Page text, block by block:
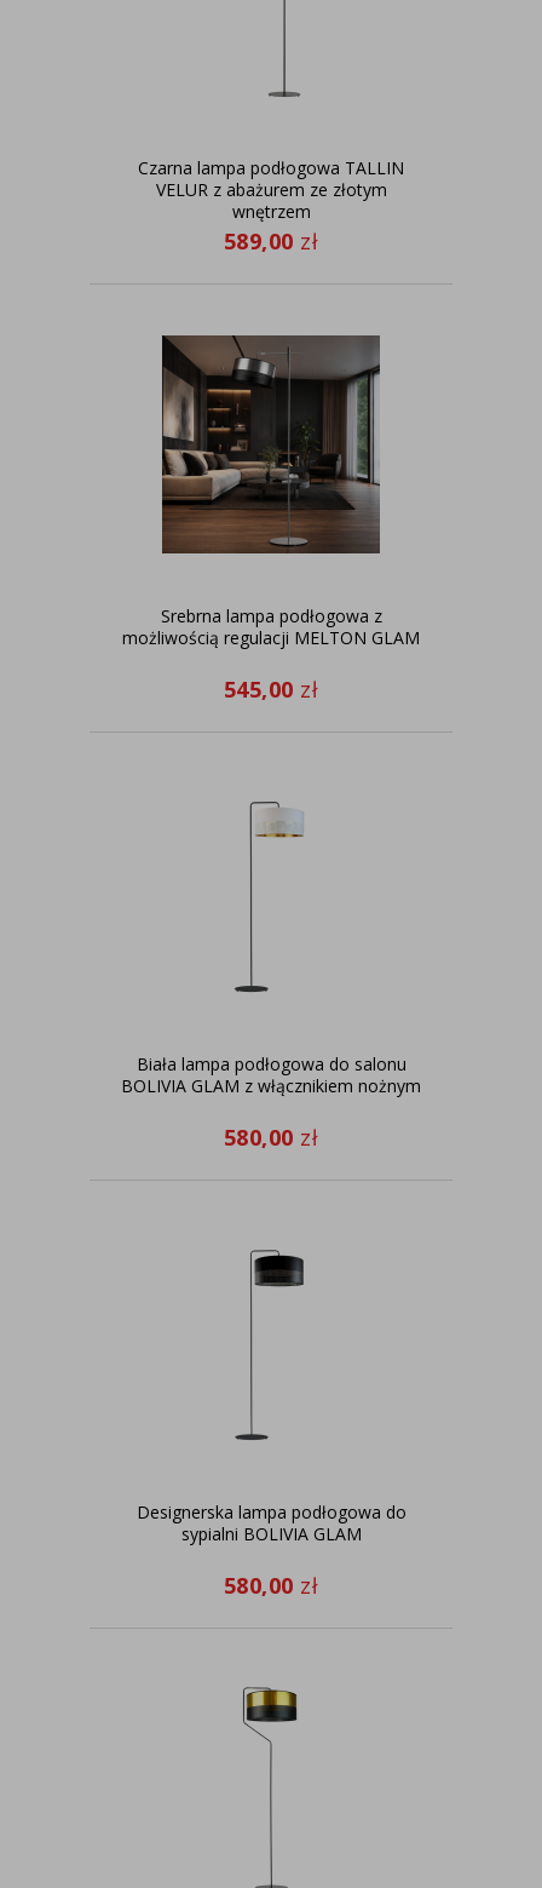
Czarna lampa podłogowa TALLIN
VELUR z abażurem ze złotym
wnętrzem
589,00 zł
Srebrna lampa podłogowa z
możliwością regulacji MELTON GLAM
545,00 zł
Biała lampa podłogowa do salonu
BOLIVIA GLAM z włącznikiem nożnym
580,00 zł
Designerska lampa podłogowa do
sypialni BOLIVIA GLAM
580,00 zł